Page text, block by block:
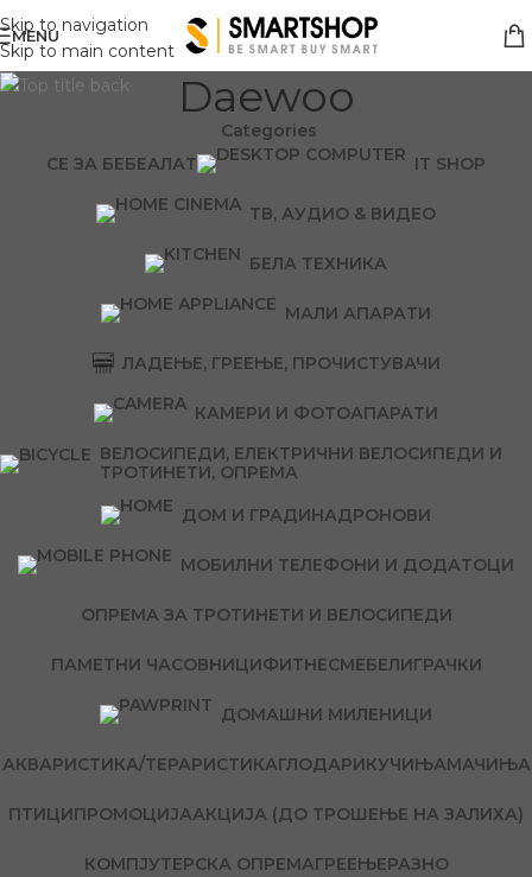
Skip to navigation
Skip to main content
MENU
Daewoo
Categories
СЕ ЗА БЕБЕАЛАТ IT SHOP
ТВ, АУДИО & ВИДЕО
БЕЛА ТЕХНИКА
МАЛИ АПАРАТИ
ЛАДЕЊЕ, ГРЕЕЊЕ, ПРОЧИСТУВАЧИ
КАМЕРИ И ФОТОАПАРАТИ
ВЕЛОСИПЕДИ, ЕЛЕКТРИЧНИ ВЕЛОСИПЕДИ И
ТРОТИНЕТИ, ОПРЕМА
ДОМ И ГРАДИНАДРОНОВИ
МОБИЛНИ ТЕЛЕФОНИ И ДОДАТОЦИ
ОПРЕМА ЗА ТРОТИНЕТИ И ВЕЛОСИПЕДИ
ПАМЕТНИ ЧАСОВНИЦИФИТНЕСМЕБЕЛИГРАЧКИ
ДОМАШНИ МИЛЕНИЦИ
АКВАРИСТИКА/ТЕРАРИСТИКАГЛОДАРИКУЧИЊАМАЧИЊА
ПТИЦИПРОМОЦИЈААКЦИЈА (ДО ТРОШЕЊЕ НА ЗАЛИХА)
КОМПЈУТЕРСКА ОПРЕМАГРЕЕЊЕРАЗНО